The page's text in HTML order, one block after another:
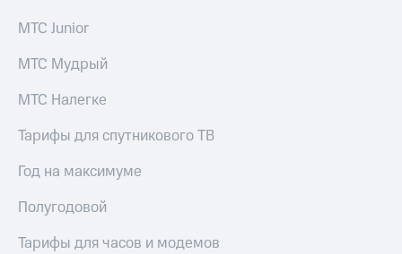
МТС Junior
МТС Мудрый
МТС Налегке
Тарифы для спутникового ТВ
Год на максимуме
Полугодовой
Тарифы для часов и модемов